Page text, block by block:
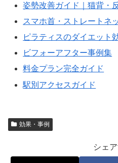
姿勢改善ガイド｜猫背・
スマホ首・ストレートネ
ピラティスのダイエット
ビフォーアフター事例集
料金プラン完全ガイド
駅別アクセスガイド
効果・事例
シェ